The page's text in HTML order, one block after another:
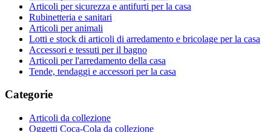
Articoli per sicurezza e antifurti per la casa
Rubinetteria e sanitari
Articoli per animali
Lotti e stock di articoli di arredamento e bricolage per la casa
Accessori e tessuti per il bagno
Articoli per l'arredamento della casa
Tende, tendaggi e accessori per la casa
Categorie
Articoli da collezione
Oggetti Coca-Cola da collezione